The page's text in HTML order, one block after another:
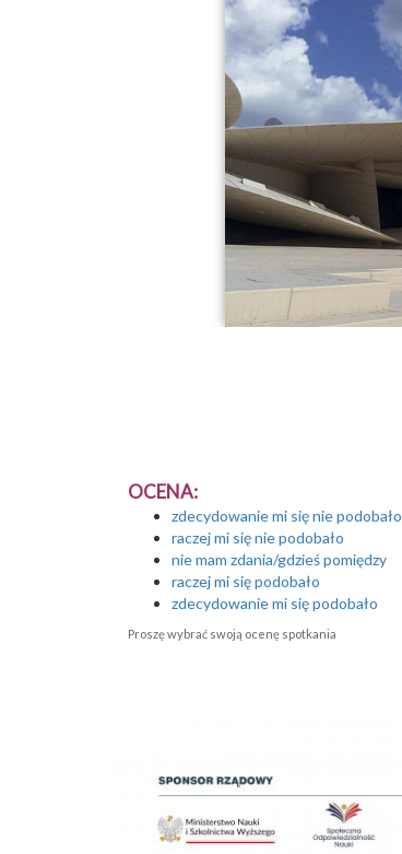
OCENA:
zdecydowanie mi się nie podobało
raczej mi się nie podobało
nie mam zdania/gdzieś pomiędzy
raczej mi się podobało
zdecydowanie mi się podobało
Proszę wybrać swoją ocenę spotkania